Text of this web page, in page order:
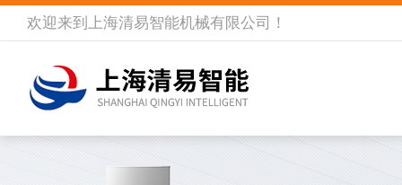
欢迎来到 上海清易智能机械有限公司 ！